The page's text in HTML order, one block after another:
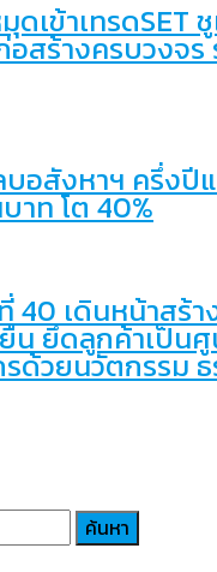
ดเข้าเทรดSET
สร้างครบวงจร
อสังหาฯ ครึ่งปี
าท โต 40%
40 เดินหน้าสร้า
น ยึดลูกค้าเป็น
ด้วยนวัตกรรม